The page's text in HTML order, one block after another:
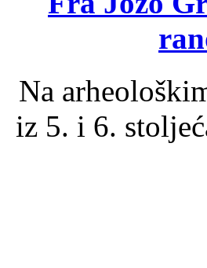
Na
iz 5. i 6.